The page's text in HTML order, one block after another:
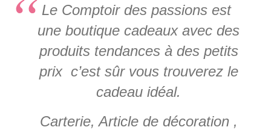
Le Comptoir des passions est
une boutique cadeaux avec des
produits tendances à des petits
prix c’est sûr vous trouverez le
cadeau idéal.
Carterie, Article de décoration ,